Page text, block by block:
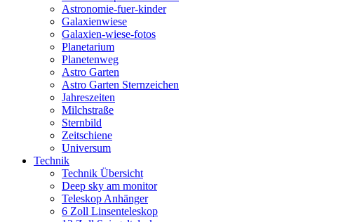
Astronomie-fuer-kinder
Galaxienwiese
Galaxien-wiese-fotos
Planetarium
Planetenweg
Astro Garten
Astro Garten Sternzeichen
Jahreszeiten
Milchstraße
Sternbild
Zeitschiene
Universum
Technik
Technik Übersicht
Deep sky am monitor
Teleskop Anhänger
6 Zoll Linsenteleskop